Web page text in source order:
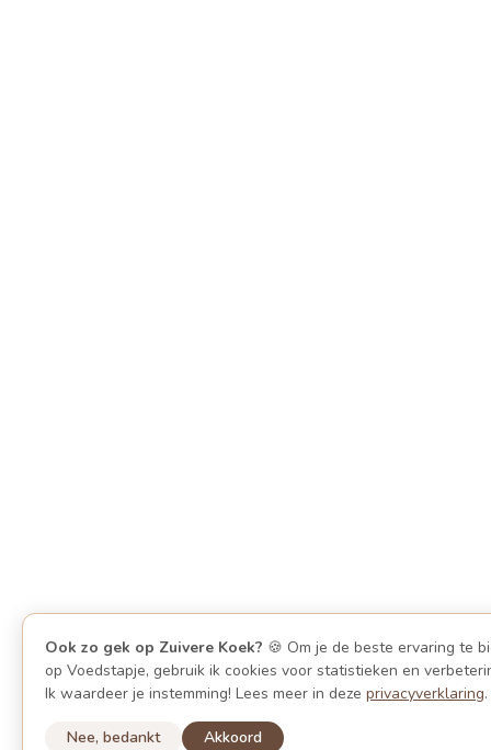
Ook zo gek op Zuivere Koek? 🍪 Om je de beste ervaring te
op Voedstapje, gebruik ik cookies voor statistieken en
Ik waardeer je instemming! Lees meer in deze privacyverklaring.
Nee, bedankt Akkoord